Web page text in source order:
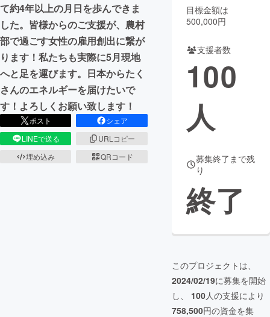
CAMPFIREふるさと納税
コミュニティ
て約4年以上の月日を歩んできま
した。皆様からのご支援が、農村
部で過ごす女性の雇用創出に繋が
ります！私たちも実際に5月現地
へと足を運びます。日本からたく
さんのエネルギーを届けたいで
す！よろしくお願い致します！
ポスト
シェア
LINEで送る
URLコピー
埋め込み
QRコード
目標金額は
500,000円
支援者数
100
人
募集終了まで残
り
終了
このプロジェクトは、
2024/02/19に募集を開始
し、 100人の支援により
758,500円の資金を集